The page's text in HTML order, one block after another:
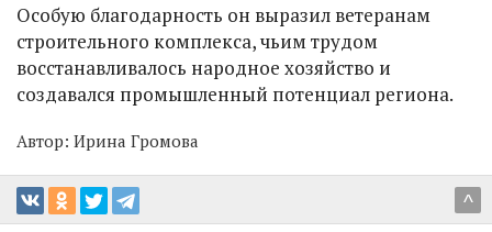
Особую благодарность он выразил ветеранам
строительного комплекса, чьим трудом
восстанавливалось народное хозяйство и
создавался промышленный потенциал региона.
Автор: Ирина Громова
^